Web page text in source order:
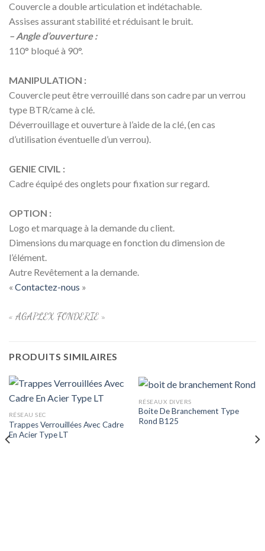
Couvercle a double articulation et indétachable.
Assises assurant stabilité et réduisant le bruit.
– Angle d’ouverture :
110° bloqué à 90°.
MANIPULATION :
Couvercle peut être verrouillé dans son cadre par un verrou
type BTR/came à clé.
Déverrouillage et ouverture à l’aide de la clé, (en cas
d’utilisation éventuelle d’un verrou).
GENIE CIVIL :
Cadre équipé des onglets pour fixation sur regard.
OPTION :
Logo et marquage à la demande du client.
Dimensions du marquage en fonction du dimension de
l’élément.
Autre Revêtement a la demande.
« Contactez-nous »
« AGAPLEX FONDERIE »
PRODUITS SIMILAIRES
RÉSEAU SEC
Trappes Verrouillées Avec Cadre
En Acier Type LT
RÉSEAUX DIVERS
Boite De Branchement Type
Rond B125